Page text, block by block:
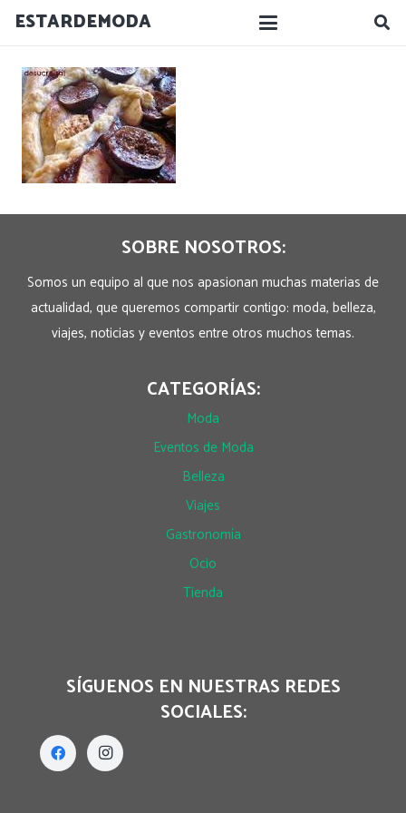
ESTARDEMODA
SOBRE NOSOTROS:
Somos un equipo al que nos apasionan muchas materias de
actualidad, que queremos compartir contigo: moda, belleza,
viajes, noticias y eventos entre otros muchos temas.
CATEGORÍAS:
Moda
Eventos de Moda
Belleza
Viajes
Gastronomía
Ocio
Tienda
SÍGUENOS EN NUESTRAS REDES
SOCIALES: